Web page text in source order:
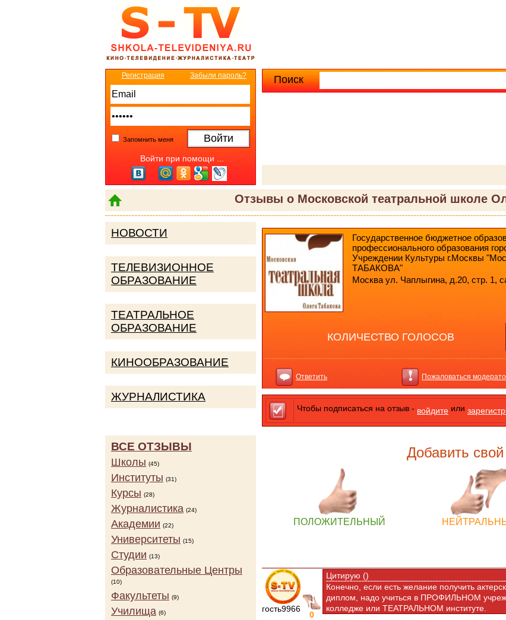
Поиск
Расширенный поиск
Отзывы о Московской театральной школе
Регистрация Забыли пароль?
Запомнить меня
Войти при помощи ...
Государственное бюджетное
профессионального образования
Учреждении Культуры г.Москвы
ТАБАКОВА"
Москва ул. Чаплыгина, д.20, стр. 1,
КОЛИЧЕСТВО ГОЛОСОВ
Ответить Пожаловаться
Чтобы подписаться на отзыв - войдите или
Добавить
ПОЛОЖИТЕЛЬНЫЙ
гость9966
0
Цитирую ()
Конечно, если есть желание получить
диплом, надо учиться в ПРОФИЛЬНОМ
колледже или ТЕАТРАЛЬНОМ институте.
НОВОСТИ
ТЕЛЕВИЗИОННОЕ
ОБРАЗОВАНИЕ
ТЕАТРАЛЬНОЕ
ОБРАЗОВАНИЕ
КИНООБРАЗОВАНИЕ
ЖУРНАЛИСТИКА
ВСЕ ОТЗЫВЫ
Школы (45)
Институты (31)
Курсы (28)
Журналистика (24)
Академии (22)
Университеты (15)
Студии (13)
Образовательные Центры
(10)
Факультеты (9)
Училища (6)